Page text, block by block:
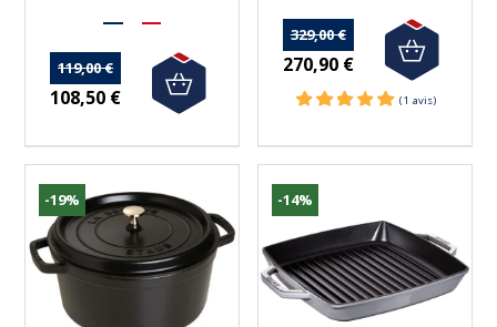
119,00 €
108,50 €
329,00 €
270,90 €
-19% -14%